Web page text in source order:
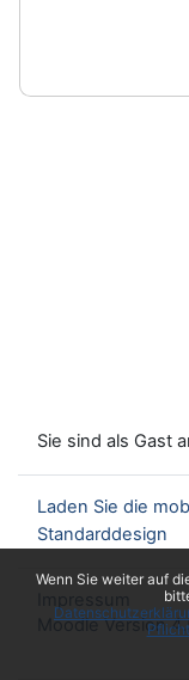
Wenn Sie weiter auf
Sie sind als Gast
Laden Sie die
Standarddesign
Moodle Version